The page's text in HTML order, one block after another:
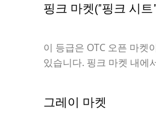
핑크 마켓("핑크 시트
이 등급은 OTC 오픈 마켓
있습니다. 핑크 마켓 내에
그레이 마켓